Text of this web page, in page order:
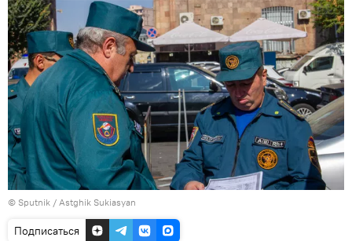
© Sputnik / Astghik Sukiasyan
Подписаться